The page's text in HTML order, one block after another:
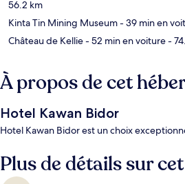
56.2 km
Kinta Tin Mining Museum- 39 min en
Château de Kellie- 52 min en voiture-
À propos de cet
Hotel Kawan Bidor
Hotel Kawan Bidor est un choix
Plus de détails sur